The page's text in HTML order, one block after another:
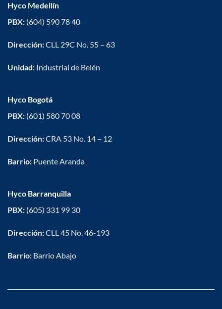
Hyco Medellín
PBX:(604) 590 78 40
Dirección:CLL 29C No. 55 – 63
Unidad:Industrial de Belén
Hyco Bogotá
PBX:(601) 580 70 08
Dirección:CRA 53 No. 14 – 12
Barrio:Puente Aranda
Hyco Barranquilla
PBX:(605) 331 99 30
Dirección:CLL 45 No. 46-193
Barrio:Barrio Abajo